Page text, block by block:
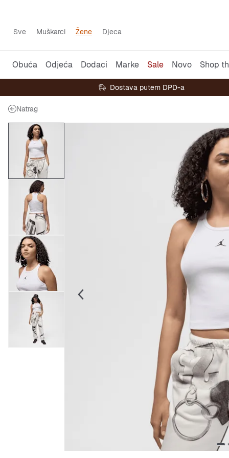
Sve Muškarci Žene Djeca
Obuća Odjeća Dodaci Marke Sale Novo Shop
Dostava putem DPD-a
Natrag